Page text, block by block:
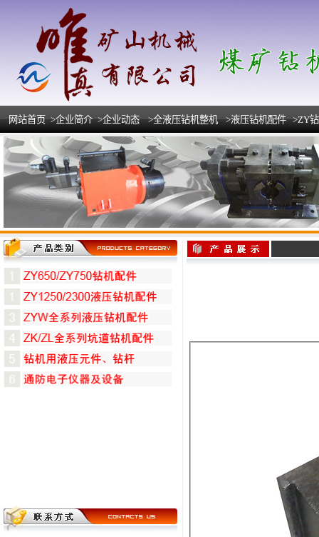
网站首页 >企业简介 >企业动态 >全液压钻机整机 >液压钻机配件 >ZY